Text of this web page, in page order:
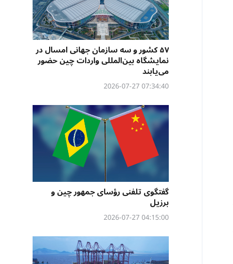
۵۷ کشور و سه سازمان جهانی امسال در
نمایشگاه بین‌المللی واردات چین حضور
می‌یابند
07:34:40 2026-07-27
گفتگوی تلفنی رؤسای جمهور چین و
برزیل
04:15:00 2026-07-27